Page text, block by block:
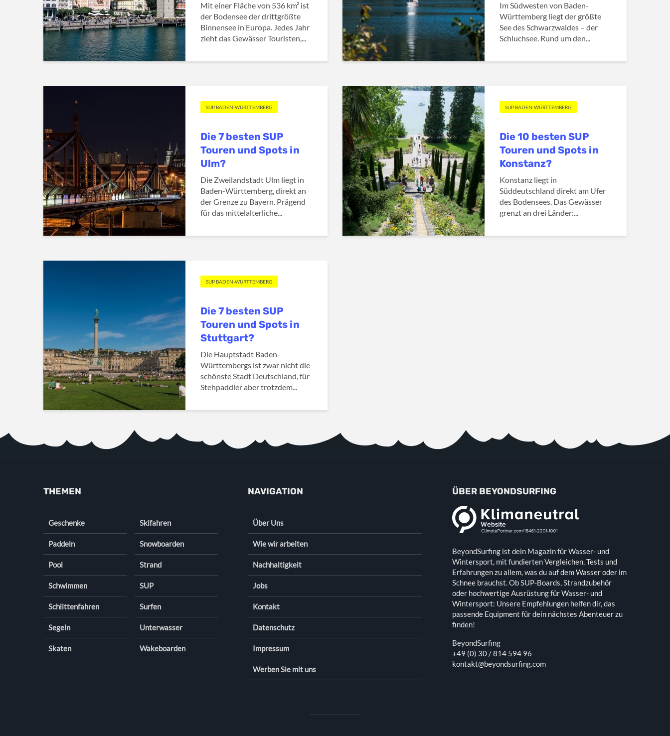
Mit einer Fläche von 536 km² ist
der Bodensee der drittgrößte
Binnensee in Europa. Jedes Jahr
zieht das Gewässer Touristen,...
Im Südwesten von Baden-
Württemberg liegt der größte
See des Schwarzwaldes – der
Schluchsee. Rund um den...
SUP BADEN-WÜRTTEMBERG
Die 7 besten SUP
Touren und Spots in
Ulm?
Die Zweilandstadt Ulm liegt in
Baden-Württemberg, direkt an
der Grenze zu Bayern. Prägend
für das mittelalterliche...
SUP BADEN-WÜRTTEMBERG
Die 10 besten SUP
Touren und Spots in
Konstanz?
Konstanz liegt in
Süddeutschland direkt am Ufer
des Bodensees. Das Gewässer
grenzt an drei Länder:...
SUP BADEN-WÜRTTEMBERG
Die 7 besten SUP
Touren und Spots in
Stuttgart?
Die Hauptstadt Baden-
Württembergs ist zwar nicht die
schönste Stadt Deutschland, für
Stehpaddler aber trotzdem...
THEMEN
Geschenke
Paddeln
Pool
Schwimmen
Schlittenfahren
Segeln
Skaten
Skifahren
Snowboarden
Strand
SUP
Surfen
Unterwasser
Wakeboarden
NAVIGATION
Über Uns
Wie wir arbeiten
Nachhaltigkeit
Jobs
Kontakt
Datenschutz
Impressum
Werben Sie mit uns
ÜBER BEYONDSURFING
BeyondSurfing ist dein Magazin für Wasser- und
Wintersport, mit fundierten Vergleichen, Tests und
Erfahrungen zu allem, was du auf dem Wasser oder im
Schnee brauchst. Ob SUP-Boards, Strandzubehör
oder hochwertige Ausrüstung für Wasser- und
Wintersport: Unsere Empfehlungen helfen dir, das
passende Equipment für dein nächstes Abenteuer zu
finden!
BeyondSurfing
+49 (0) 30 / 814 594 96
kontakt@beyondsurfing.com